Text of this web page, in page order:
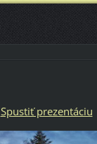
Spustiť prezentáciu